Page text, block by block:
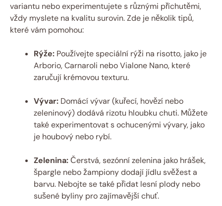
variantu nebo experimentujete s různými příchutěmi,
vždy myslete na kvalitu surovin. Zde je několik tipů,
které vám pomohou:
Rýže: Používejte speciální rýži na risotto, jako je
Arborio, Carnaroli nebo Vialone Nano, které
zaručují krémovou texturu.
Vývar: Domácí vývar (kuřecí, hovězí nebo
zeleninový) dodává rizotu hloubku chuti. Můžete
také experimentovat s ochucenými vývary, jako
je houbový nebo rybí.
Zelenina:Čerstvá, sezónní zelenina jako hrášek,
špargle nebo žampiony dodají jídlu svěžest a
barvu. Nebojte se také přidat lesní plody nebo
sušené byliny pro zajímavější chuť.